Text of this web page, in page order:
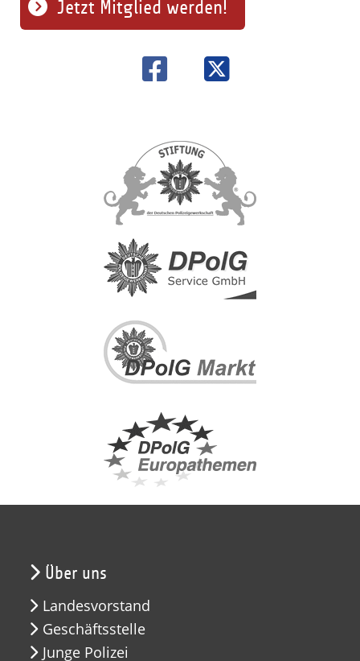
Jetzt Mitglied werden!
Über uns
Landesvorstand
Geschäftsstelle
Junge Polizei